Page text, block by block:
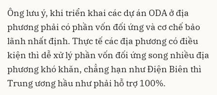
Ông lưu ý, khi triển khai các dự án ODA ở địa
phương phải có phần vốn đối ứng và cơ chế bảo
lãnh nhất định. Thực tế các địa phương có điều
kiện thì dễ xử lý phần vốn đối ứng song nhiều địa
phương khó khăn, chẳng hạn như Điện Biên thì
Trung ương hầu như phải hỗ trợ 100%.